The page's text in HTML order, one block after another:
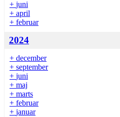
+ juni
+ april
+ februar
2024
+ december
+ september
+ juni
+ maj
+ marts
+ februar
+ januar